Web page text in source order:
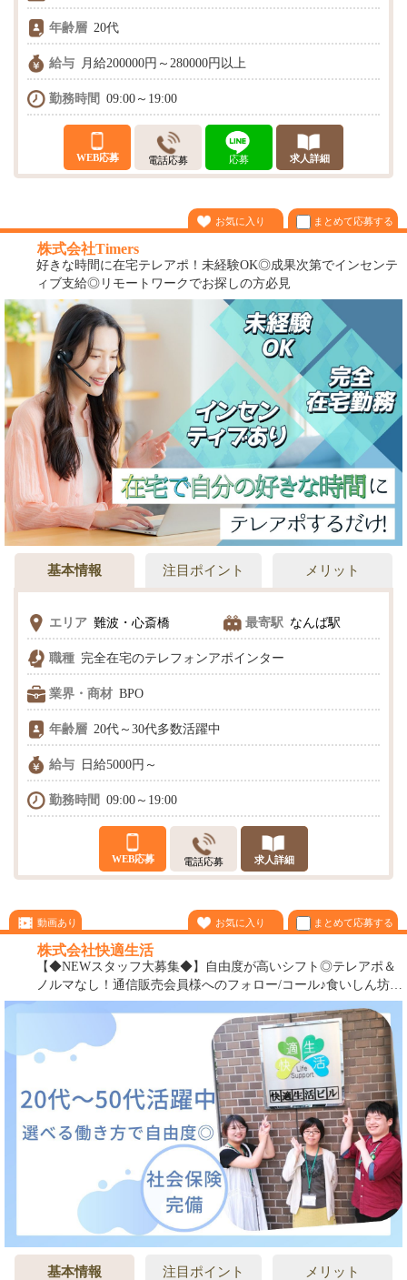
年齢層 20代
給与 月給200000円～280000円以上
勤務時間 09:00～19:00
WEB応募 電話応募 応募 求人詳細
お気に入り まとめて応募する
株式会社Timers
好きな時間に在宅テレアポ！未経験OK◎成果次第でインセンテ
ィブ支給◎リモートワークでお探しの方必見
基本情報 注目ポイント メリット
エリア 難波・心斎橋 最寄駅 なんば駅
職種 完全在宅のテレフォンアポインター
業界・商材 BPO
年齢層 20代～30代多数活躍中
給与 日給5000円～
勤務時間 09:00～19:00
WEB応募 電話応募 求人詳細
動画あり お気に入り まとめて応募する
株式会社快適生活
【◆NEWスタッフ大募集◆】自由度が高いシフト◎テレアポ＆
ノルマなし！通信販売会員様へのフォロー/コール♪食いしん坊の
あなた！美意識高めのあなたにピッタリ！お客様を笑顔にする
基本情報 注目ポイント メリット